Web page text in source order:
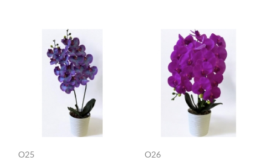
O25 O26